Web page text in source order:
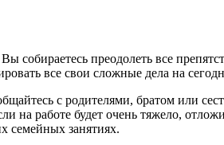
преодолеть все
все свои сложные дела на
с родителями, братом или
работе будет очень тяжело,
семейных занятиях.